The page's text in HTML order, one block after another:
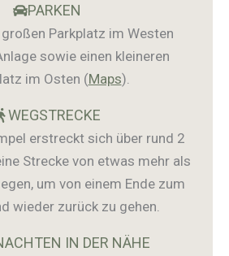
PARKEN
Parkplatz im Westen
sowie einen kleineren
im Osten (Maps).
WEGSTRECKE
erstreckt sich über rund 2
Strecke von etwas mehr als
um von einem Ende zum
wieder zurück zu gehen.
IN DER NÄHE